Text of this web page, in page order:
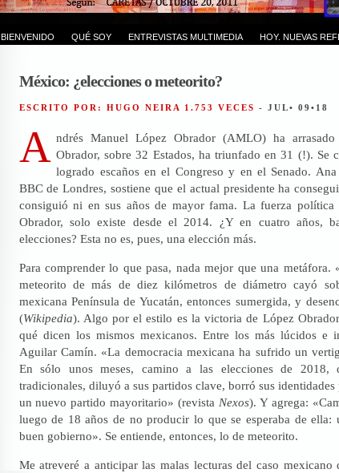
BIENVENIDO QUÉ SOY ENTREVISTAS MULTIMEDIA HOY. NUEVAS
México: ¿elecciones o meteorito?
ESCRITO POR: HUGO NEIRA 1.753 VECES - JUL• 09•18
A ndrés Manuel López Obrador (AMLO) ha
Obrador, sobre 32 Estados, ha triunfado en 31 (!). Se
logrado escaños en el Congreso y en el Senado.
BBC de Londres, sostiene que el actual presidente ha
consiguió ni en sus años de mayor fama. La fuerza política
Obrador, solo existe desde el 2014. ¿Y en cuatro años,
elecciones? Esta no es, pues, una elección más.
Para comprender lo que pasa, nada mejor que una metáfora.
meteorito de más de diez kilómetros de diámetro cayó
mexicana Península de Yucatán, entonces sumergida, y
(Wikipedia). Algo por el estilo es la victoria de López
qué dicen los mismos mexicanos. Entre los más lúcidos e
Aguilar Camín. «La democracia mexicana ha sufrido un
En sólo unos meses, camino a las elecciones de 2018,
tradicionales, diluyó a sus partidos clave, borró sus
un nuevo partido mayoritario» (revista Nexos). Y agrega:
luego de 18 años de no producir lo que se esperaba de ella:
buen gobierno». Se entiende, entonces, lo de meteorito.
Me atreveré a anticipar las malas lecturas del caso mexicano